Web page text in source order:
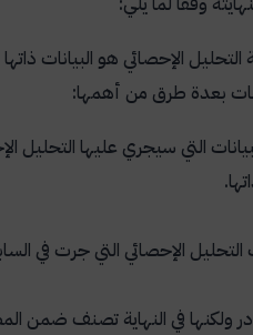
الإحصائي هو البيانات
بعدة طرق من أهمها:
التي سيجري عليها
الإحصائي التي جرت في
ولكنها في النهاية تصنف ضمن